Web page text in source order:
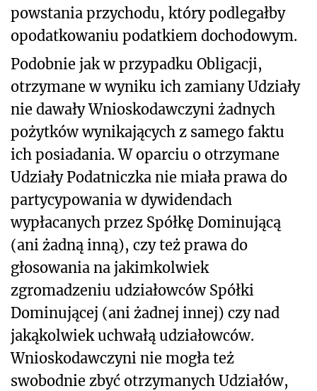
powstania przychodu, który podlegałby
opodatkowaniu podatkiem dochodowym.
Podobnie jak w przypadku Obligacji,
otrzymane w wyniku ich zamiany Udziały
nie dawały Wnioskodawczyni żadnych
pożytków wynikających z samego faktu
ich posiadania. W oparciu o otrzymane
Udziały Podatniczka nie miała prawa do
partycypowania w dywidendach
wypłacanych przez Spółkę Dominującą
(ani żadną inną), czy też prawa do
głosowania na jakimkolwiek
zgromadzeniu udziałowców Spółki
Dominującej (ani żadnej innej) czy nad
jakąkolwiek uchwałą udziałowców.
Wnioskodawczyni nie mogła też
swobodnie zbyć otrzymanych Udziałów,